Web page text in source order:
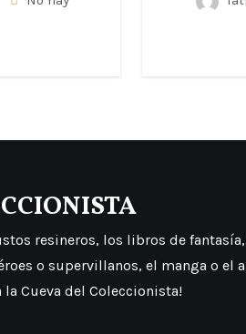
resineros, los libros de
o supervillanos, el manga o el
Cueva del Coleccionista!